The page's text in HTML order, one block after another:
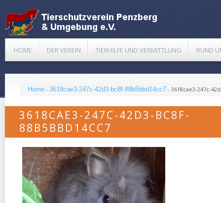
HOME DER VEREIN TIERHILFE UND VERMITTLUNG RUND
Home - 3618cae3-247c-42d3-bc8f-88b5bbd14cc7 - 3618cae3-247c-
3618CAE3-247C-42D3-BC8F-
88B5BBD14CC7